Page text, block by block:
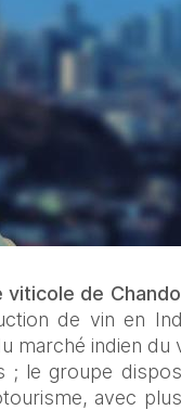
viticole de
de vin en
marché indien
le groupe
avec